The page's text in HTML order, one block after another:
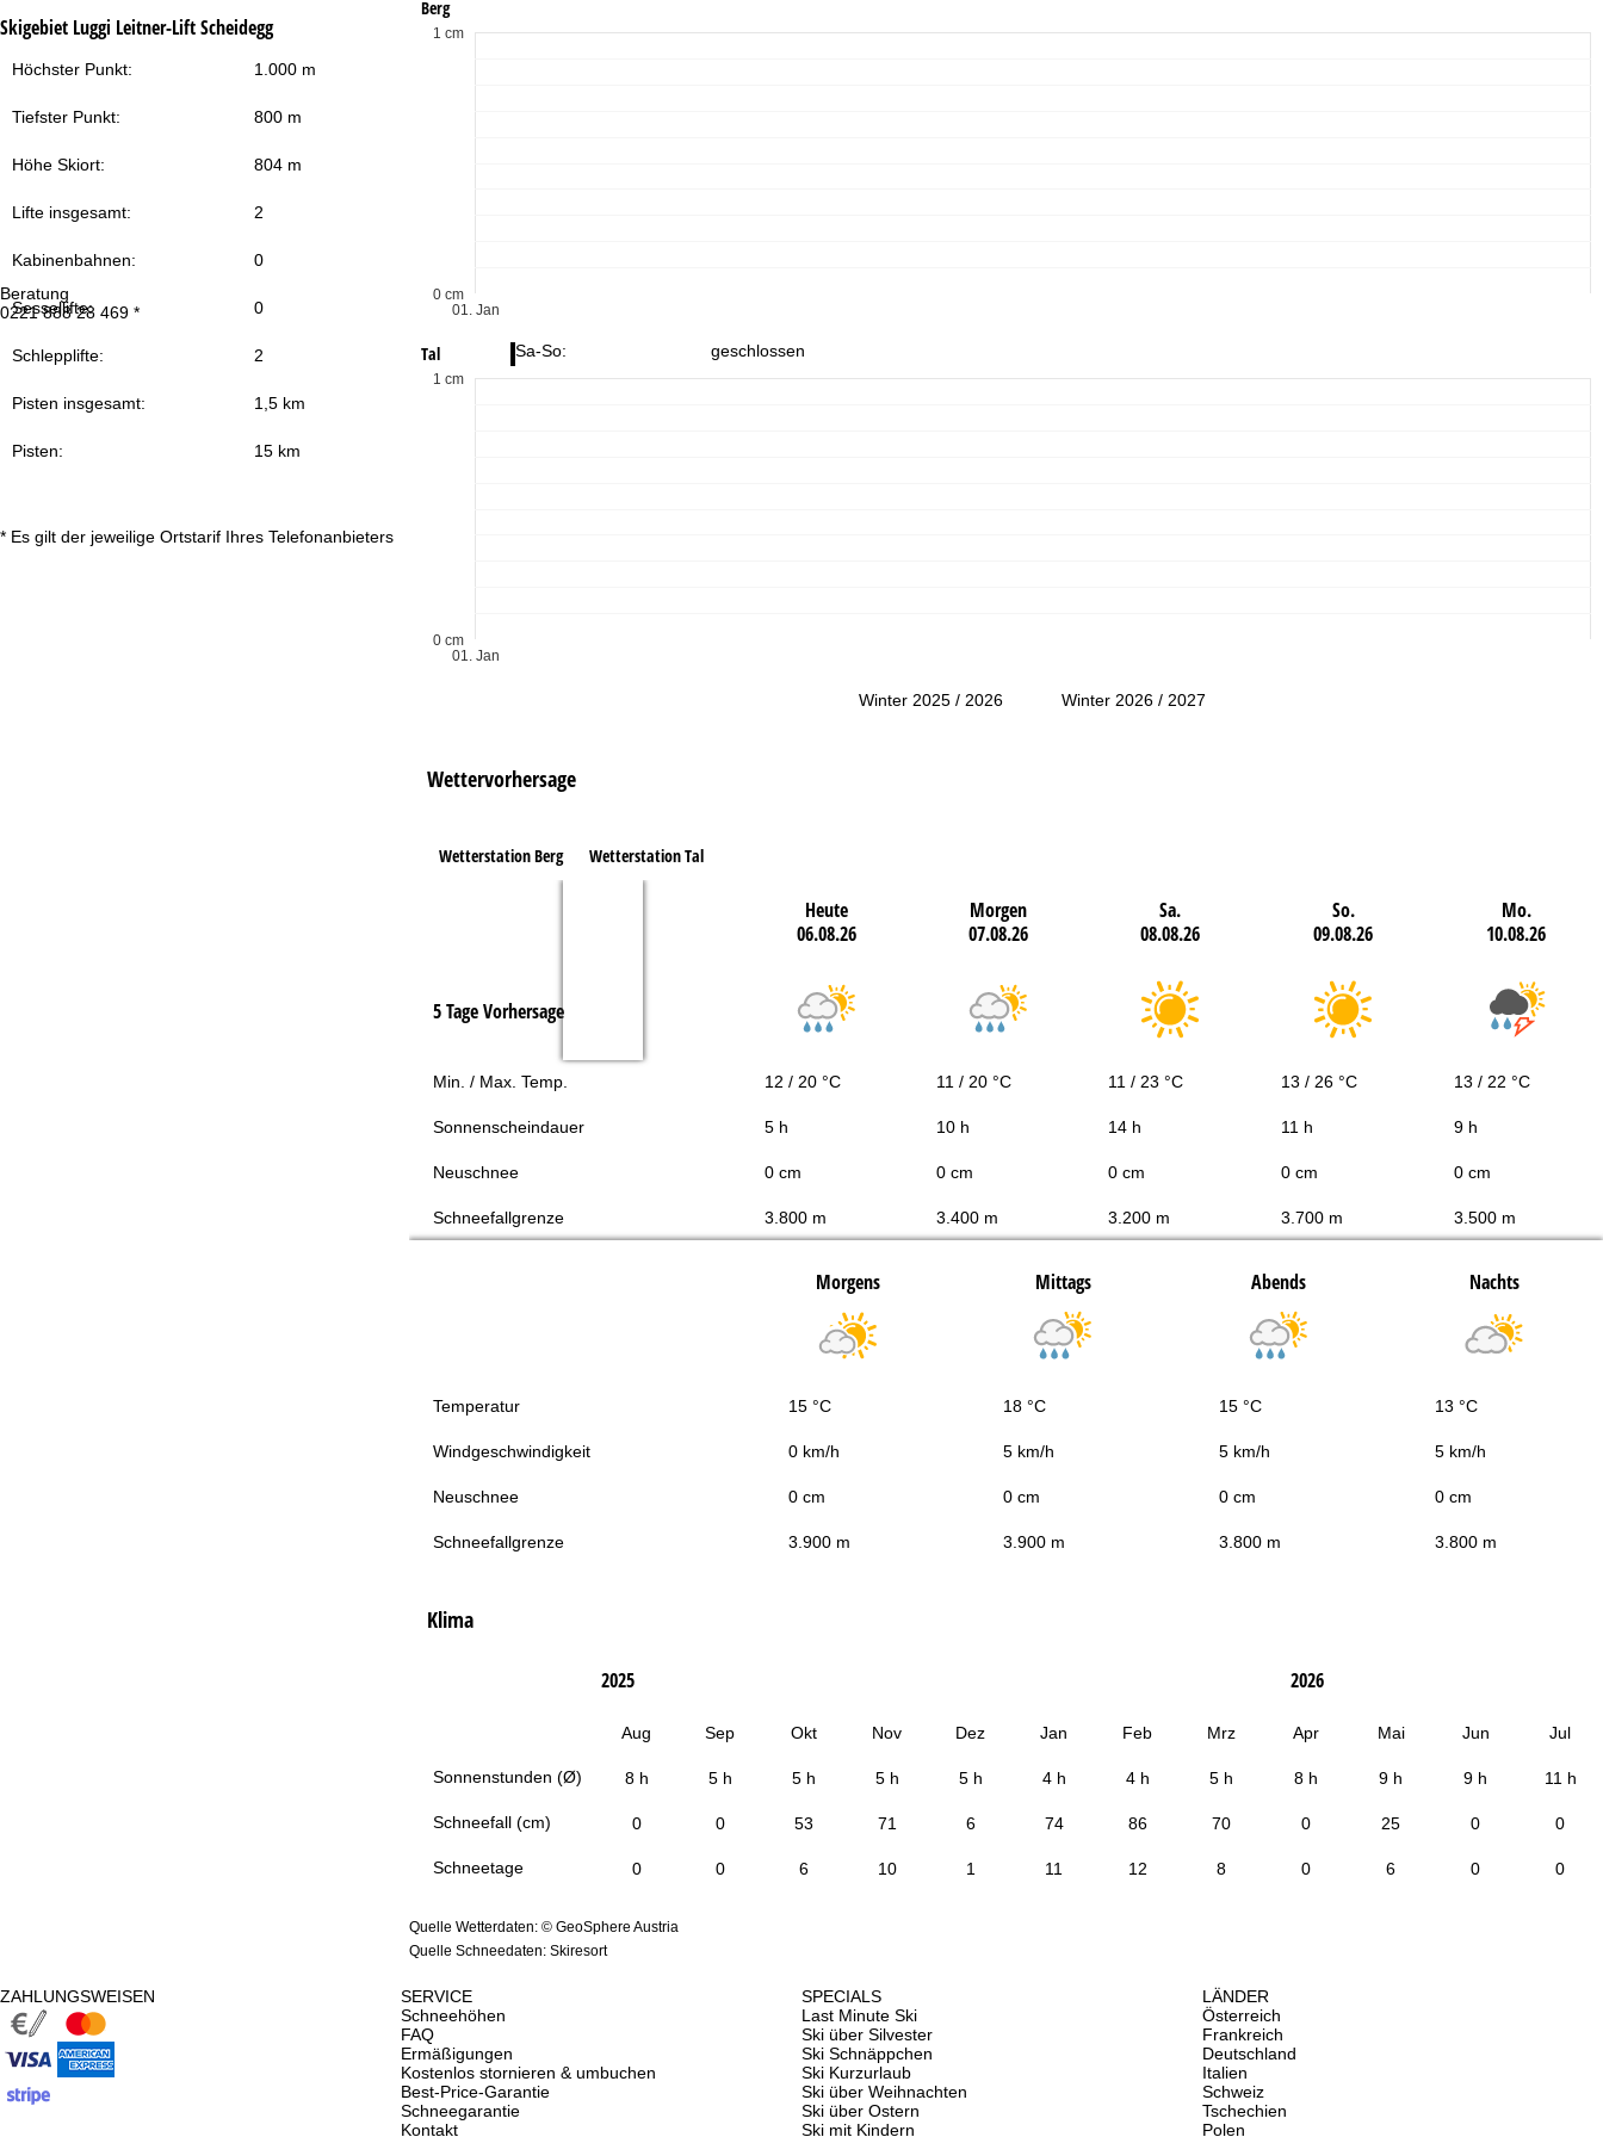
Beratung
0221 888 28 469 *
* Es gilt der jeweilige Ortstarif Ihres Telefonanbieters
Sa-So:
geschlossen
Skigebiet Luggi Leitner-Lift Scheidegg
Höchster Punkt: 1.000 m
Tiefster Punkt: 800 m
Höhe Skiort: 804 m
Lifte insgesamt: 2
Kabinenbahnen: 0
Sessellifte: 0
Schlepplifte: 2
Pisten insgesamt: 1,5 km
Pisten: 15 km
Berg
01. Jan
0 cm
1 cm
Tal
01. Jan
0 cm
1 cm
Winter 2025 / 2026 Winter 2026 / 2027
Wettervorhersage
Wetterstation Berg Wetterstation Tal
Heute
06.08.26
Morgen
07.08.26
Sa.
08.08.26
So.
09.08.26
Mo.
10.08.26
5 Tage Vorhersage
Min. / Max. Temp. 12 / 20 °C 11 / 20 °C 11 / 23 °C 13 / 26 °C 13 / 22 °C
Sonnenscheindauer 5 h 10 h 14 h 11 h 9 h
Neuschnee 0 cm 0 cm 0 cm 0 cm 0 cm
Schneefallgrenze 3.800 m 3.400 m 3.200 m 3.700 m 3.500 m
Morgens Mittags Abends Nachts
Temperatur 15 °C 18 °C 15 °C 13 °C
Windgeschwindigkeit 0 km/h 5 km/h 5 km/h 5 km/h
Neuschnee 0 cm 0 cm 0 cm 0 cm
Schneefallgrenze 3.900 m 3.900 m 3.800 m 3.800 m
Klima
Sonnenstunden (Ø)
Schneefall (cm)
Schneetage
2025 2026
Aug Sep Okt Nov Dez Jan Feb Mrz Apr Mai Jun Jul
8 h 5 h 5 h 5 h 5 h 4 h 4 h 5 h 8 h 9 h 9 h 11 h
0 0 53 71 6 74 86 70 0 25 0 0
0 0 6 10 1 11 12 8 0 6 0 0
Quelle Wetterdaten: © GeoSphere Austria
Quelle Schneedaten: Skiresort
ZAHLUNGSWEISEN
SERVICE
Schneehöhen
FAQ
Ermäßigungen
Kostenlos stornieren & umbuchen
Best-Price-Garantie
Schneegarantie
Kontakt
SPECIALS
Last Minute Ski
Ski über Silvester
Ski Schnäppchen
Ski Kurzurlaub
Ski über Weihnachten
Ski über Ostern
Ski mit Kindern
LÄNDER
Österreich
Frankreich
Deutschland
Italien
Schweiz
Tschechien
Polen